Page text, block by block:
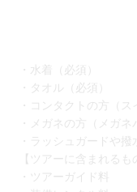
・水着（必須）
・タオル（必須）
・コンタクトの方（
・メガネの方（メガネ
・ラッシュガードや撥
【ツアーに含まれるも
・ツアーガイド料